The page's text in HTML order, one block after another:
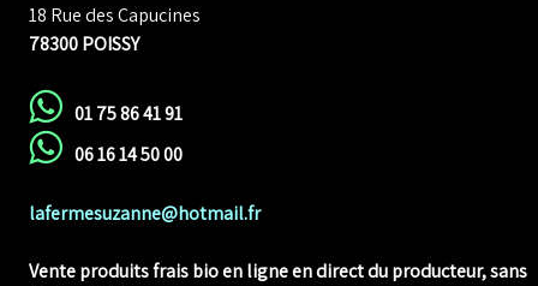
18 Rue des Capucines
78300 POISSY
01 75 86 41 91
06 16 14 50 00
lafermesuzanne@hotmail.fr
Vente produits frais bio en ligneen direct du producteur, sans